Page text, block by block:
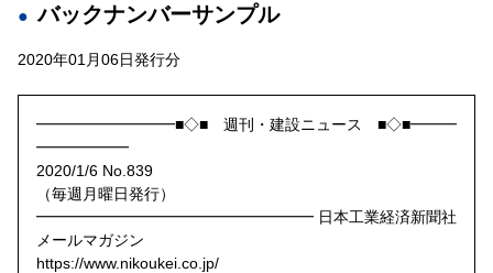
バックナンバーサンプル
2020年01月06日発行分
━━━━━━━━━■◇■ 週刊・建設ニュース ■◇■━━━
━━━━━━
2020/1/6 No.839
（毎週月曜日発行）
━━━━━━━━━━━━━━━━━━ 日本工業経済新聞社
メールマガジン
https://www.nikoukei.co.jp/